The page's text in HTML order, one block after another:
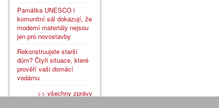
Památka UNESCO i
komunitní sál dokazují, že
moderní materiály nejsou
jen pro novostavby
Rekonstruujete starší
dům? Čtyři situace, které
prověří vaši domácí
vodárnu
>> všechny zprávy